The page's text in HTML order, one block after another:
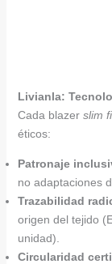
Livianla:
Cada blazer slim
éticos:
Patronaje
no adaptaciones
Trazabilidad
origen del tejido
unidad).
Circularidad